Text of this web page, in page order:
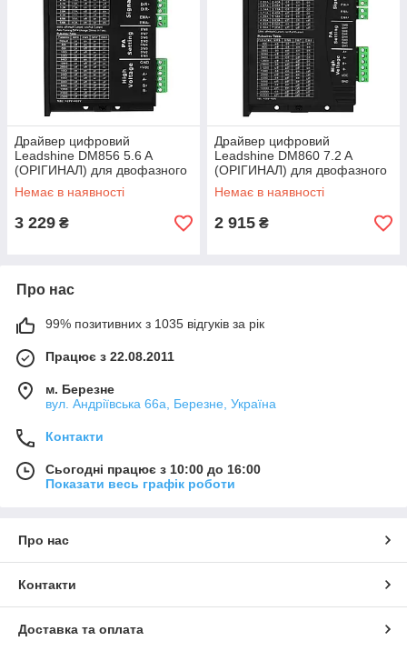
Драйвер цифровий
Leadshine DM856 5.6 A
(ОРІГИНАЛ) для двофазного
крокового двигуна
Немає в наявності
3 229 ₴
Драйвер цифровий
Leadshine DM860 7.2 A
(ОРІГИНАЛ) для двофазного
крокового двигуна
Немає в наявності
2 915 ₴
Про нас
99% позитивних з 1035 відгуків за рік
Працює з 22.08.2011
м. Березне
вул. Андріївська 66а, Березне, Україна
Контакти
Сьогодні працює з 10:00 до 16:00
Показати весь графік роботи
Про нас
Контакти
Доставка та оплата